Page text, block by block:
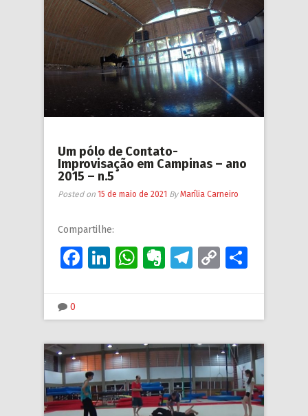
Um pólo de Contato-
Improvisação em Campinas – ano
2015 – n.5
Posted on 15 de maio de 2021 ByMarília Carneiro
Compartilhe:
Facebook
LinkedIn
WhatsApp
Evernote
Telegram
Copy
0